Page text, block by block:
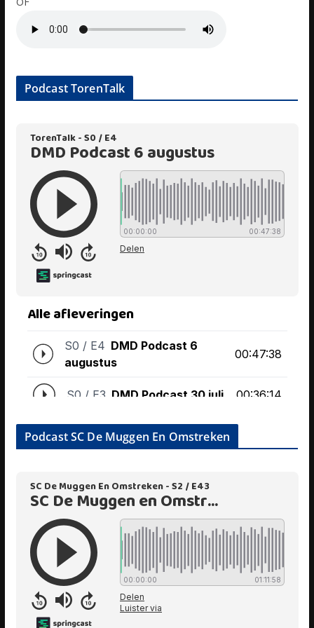
Podcast TorenTalk
Podcast SC De Muggen En Omstreken